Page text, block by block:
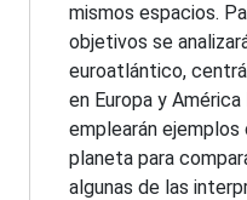
mismos espacios.
objetivos se
euroatlántico,
en Europa y
emplearán
planeta para
algunas de las